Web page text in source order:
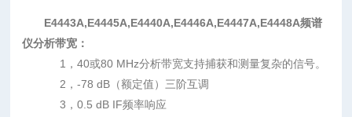
E4443A,E4445A,E4440A,E4446A,E4447A,E4448A频谱
仪分析带宽：
1，40或80 MHz分析带宽支持捕获和测量复杂的信号。
2，-78 dB（额定值）三阶互调
3，0.5 dB IF频率响应